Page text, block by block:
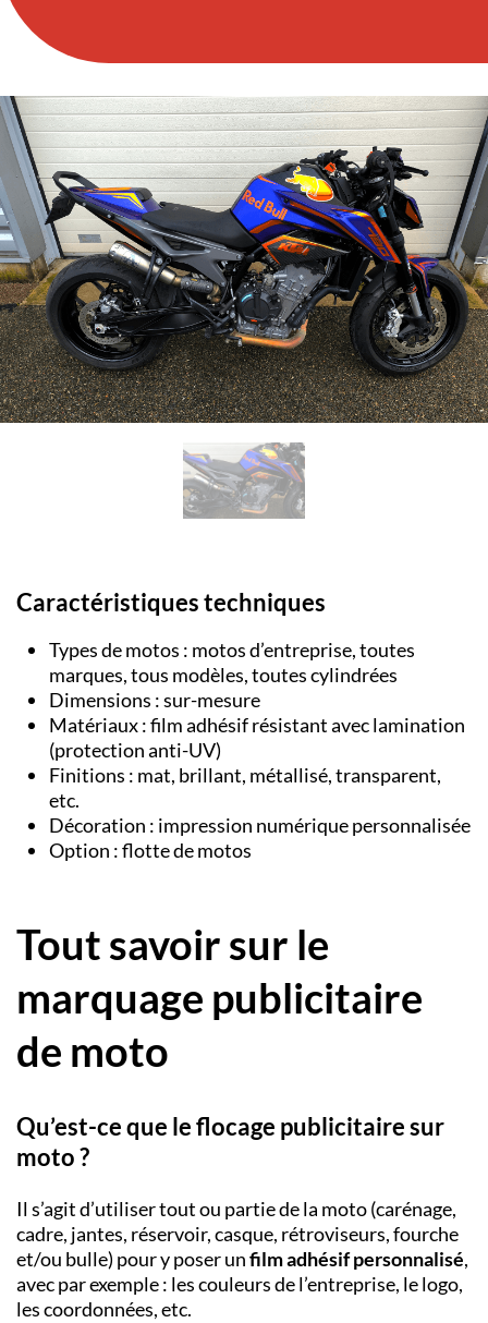
Caractéristiques techniques
Types de motos : motos d’entreprise, toutes
marques, tous modèles, toutes cylindrées
Dimensions : sur-mesure
Matériaux : film adhésif résistant avec lamination
(protection anti-UV)
Finitions : mat, brillant, métallisé, transparent,
etc.
Décoration : impression numérique personnalisée
Option : flotte de motos
Tout savoir sur le
marquage publicitaire
de moto
Qu’est-ce que le flocage publicitaire sur
moto ?
Il s’agit d’utiliser tout ou partie de la moto (carénage,
cadre, jantes, réservoir, casque, rétroviseurs, fourche
et/ou bulle) pour y poser unfilm adhésifpersonnalisé,
avec par exemple : les couleurs de l’entreprise, le logo,
les coordonnées, etc.